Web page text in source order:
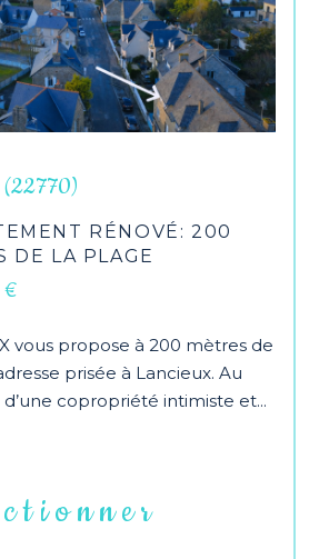
(22770)
RÉNOVÉ: 200
DE LA PLAGE
vous propose à 200 mètres de
prisée à Lancieux. Au
copropriété intimiste et...